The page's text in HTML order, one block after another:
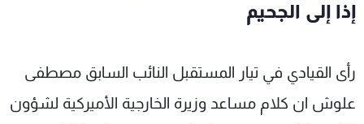
إذا إلى الجحيم
رأى القيادي في تيار المستقبل النائب السابق مصطفى
علوش ان كلام مساعد وزيرة الخارجية الأميركية لشؤون
سياسة
إقتصاد
منوعات رياضة